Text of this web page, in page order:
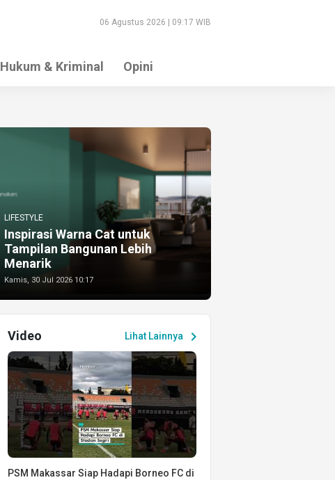
06 Agustus 2026 | 09:17 WIB
Hukum & Kriminal Opini
LIFESTYLE
Inspirasi Warna Cat untuk
Tampilan Bangunan Lebih
Menarik
Kamis, 30 Jul 2026 10:17
Lihat Lainnya chevron_right
Video
PSM Makassar Siap Hadapi Borneo FC di